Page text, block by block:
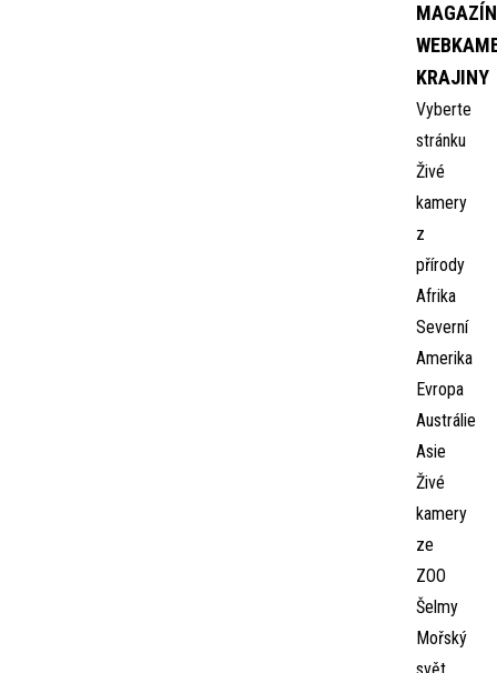
MAGAZÍN
KRAJINY
Vyberte
stránku
Živé
kamery
z
přírody
Afrika
Severní
Amerika
Evropa
Austrálie
Asie
Živé
kamery
ze
ZOO
Šelmy
Mořský